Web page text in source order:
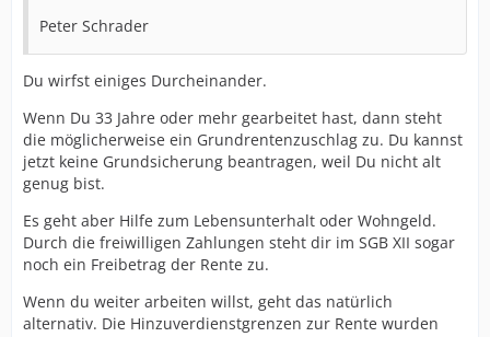
Peter Schrader
Du wirfst einiges Durcheinander.
Wenn Du 33 Jahre oder mehr gearbeitet hast, dann steht
die möglicherweise ein Grundrentenzuschlag zu. Du kannst
jetzt keine Grundsicherung beantragen, weil Du nicht alt
genug bist.
Es geht aber Hilfe zum Lebensunterhalt oder Wohngeld.
Durch die freiwilligen Zahlungen steht dir im SGB XII sogar
noch ein Freibetrag der Rente zu.
Wenn du weiter arbeiten willst, geht das natürlich
alternativ. Die Hinzuverdienstgrenzen zur Rente wurden